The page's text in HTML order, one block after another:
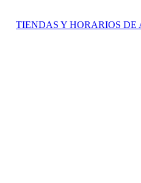
TIENDAS Y HORARIOS DE